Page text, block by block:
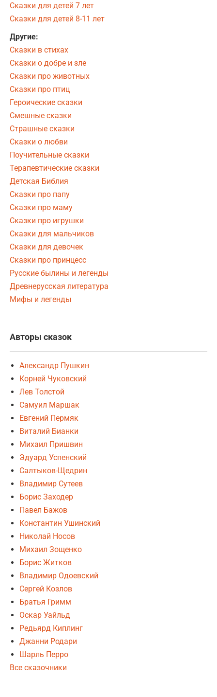
Сказки для детей 7 лет
Сказки для детей 8-11 лет
Другие:
Сказки в стихах
Сказки о добре и зле
Сказки про животных
Сказки про птиц
Героические сказки
Смешные сказки
Страшные сказки
Сказки о любви
Поучительные сказки
Терапевтические сказки
Детская Библия
Сказки про папу
Сказки про маму
Сказки про игрушки
Сказки для мальчиков
Сказки для девочек
Сказки про принцесс
Русские былины и легенды
Древнерусская литература
Мифы и легенды
Авторы сказок
Александр Пушкин
Корней Чуковский
Лев Толстой
Самуил Маршак
Евгений Пермяк
Виталий Бианки
Михаил Пришвин
Эдуард Успенский
Салтыков-Щедрин
Владимир Сутеев
Борис Заходер
Павел Бажов
Константин Ушинский
Николай Носов
Михаил Зощенко
Борис Житков
Владимир Одоевский
Сергей Козлов
Братья Гримм
Оскар Уайльд
Редьярд Киплинг
Джанни Родари
Шарль Перро
Все сказочники